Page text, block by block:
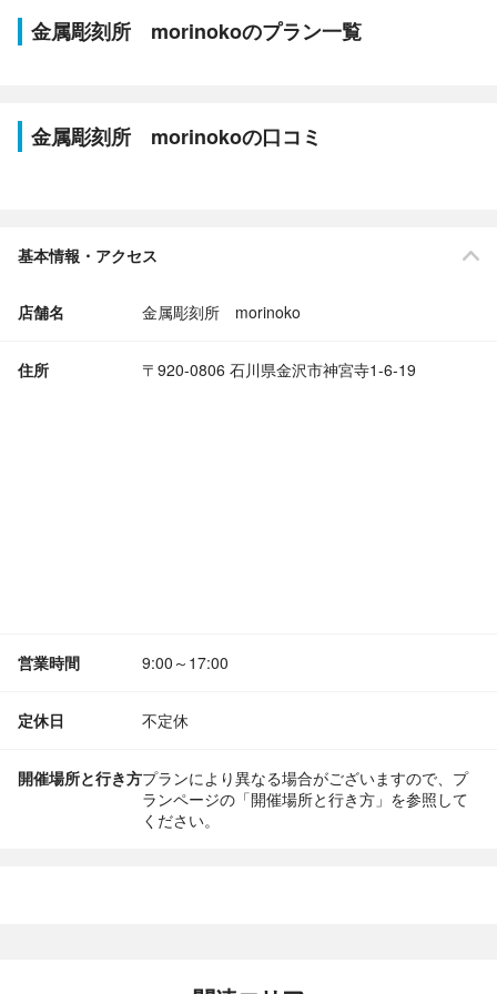
金属彫刻所 morinokoのプラン一覧
金属彫刻所 morinokoの口コミ
基本情報・アクセス
店舗名 金属彫刻所 morinoko
住所 〒920-0806 石川県金沢市神宮寺1-6-19
営業時間 9:00～17:00
定休日 不定休
開催場所と行き方プランにより異なる場合がございますので、プ
ランページの「開催場所と行き方」を参照して
ください。